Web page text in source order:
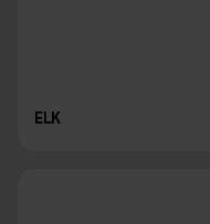
ELK